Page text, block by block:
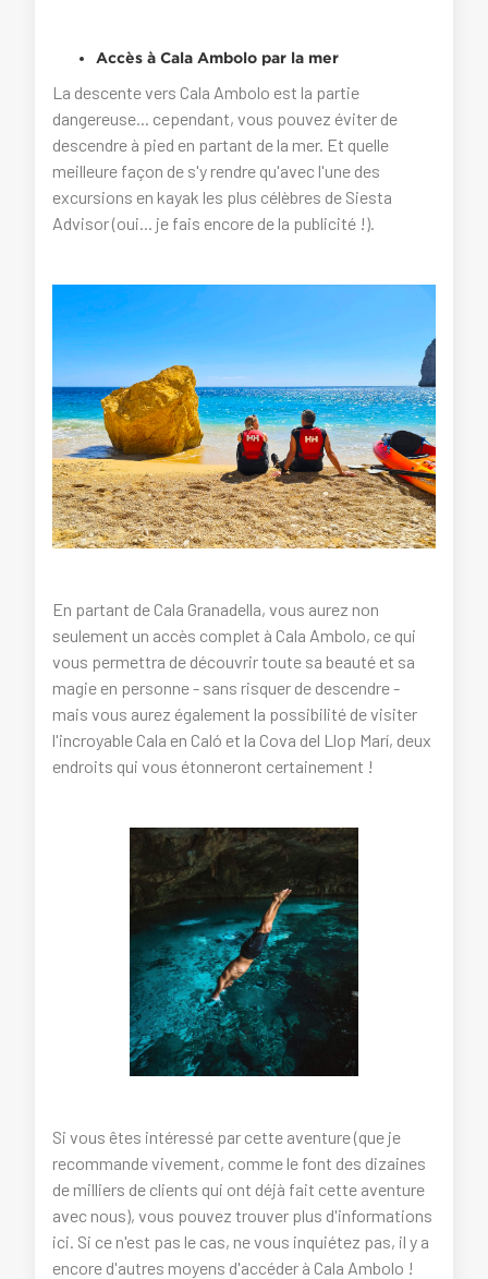
Accès à Cala Ambolo par la mer
La descente vers Cala Ambolo est la partie
dangereuse... cependant, vous pouvez éviter de
descendre à pied en partant de la mer. Et quelle
meilleure façon de s'y rendre qu'avec l'une des
excursions en kayak les plus célèbres de Siesta
Advisor (oui... je fais encore de la publicité !).
En partant de Cala Granadella, vous aurez non
seulement un accès complet à Cala Ambolo, ce qui
vous permettra de découvrir toute sa beauté et sa
magie en personne - sans risquer de descendre -
mais vous aurez également la possibilité de visiter
l'incroyable Cala en Caló et la Cova del Llop Marí, deux
endroits qui vous étonneront certainement !
Si vous êtes intéressé par cette aventure (que je
recommande vivement, comme le font des dizaines
de milliers de clients qui ont déjà fait cette aventure
avec nous), vous pouvez trouver plus d'informations
ici. Si ce n'est pas le cas, ne vous inquiétez pas, il y a
encore d'autres moyens d'accéder à Cala Ambolo !